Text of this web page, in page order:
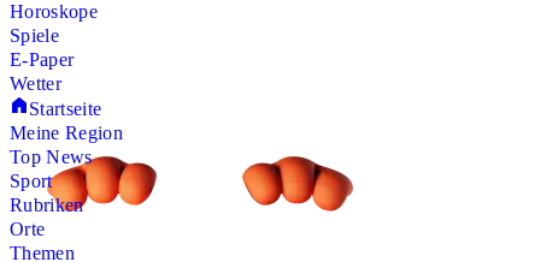
Horoskope
Spiele
E-Paper
Wetter
Startseite
Meine Region
Top News
Sport
Rubriken
Orte
Themen